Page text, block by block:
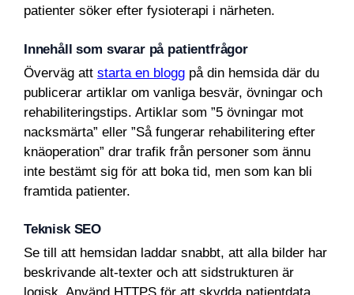
patienter söker efter fysioterapi i närheten.
Innehåll som svarar på patientfrågor
Överväg att starta en blogg på din hemsida där du
publicerar artiklar om vanliga besvär, övningar och
rehabiliteringstips. Artiklar som ”5 övningar mot
nacksmärta” eller ”Så fungerar rehabilitering efter
knäoperation” drar trafik från personer som ännu
inte bestämt sig för att boka tid, men som kan bli
framtida patienter.
Teknisk SEO
Se till att hemsidan laddar snabbt, att alla bilder har
beskrivande alt-texter och att sidstrukturen är